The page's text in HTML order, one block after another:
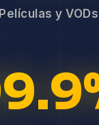
Películas y VODs